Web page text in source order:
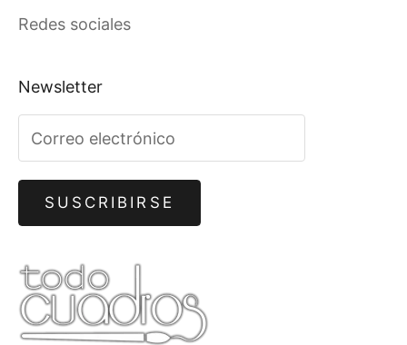
Redes sociales
Newsletter
SUSCRIBIRSE